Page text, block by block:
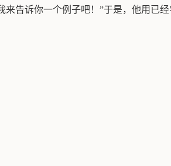
来告诉你一个例子吧！”于是，他用已经